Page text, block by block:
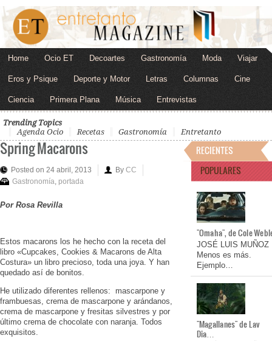
Home Ocio ET Decoartes Gastronomía Moda Viajar
Eros y Psique Deporte y Motor Letras Columnas Cine
Ciencia Primera Plana Música Entrevistas
Trending Topics
Agenda Ocio
Recetas Gastronomía Entretanto
Spring Macarons
Posted on 24 abril, 2013 By CC
Gastronomía portada
Por Rosa Revilla
Estos macarons los he hecho con la receta del
libro «Cupcakes, Cookies & Macarons de Alta
Costura» un libro precioso, toda una joya. Y han
quedado así de bonitos.
He utilizado diferentes rellenos: mascarpone y
frambuesas, crema de mascarpone y arándanos,
crema de mascarpone y fresitas silvestres y por
último crema de chocolate con naranja. Todos
exquisitos.
RECIENTES
POPULARES
"Omaha", de Cole
JOSÉ LUIS MUÑOZ
Menos es más.
Ejemplo…
"Magallanes" de Lav
Dia…